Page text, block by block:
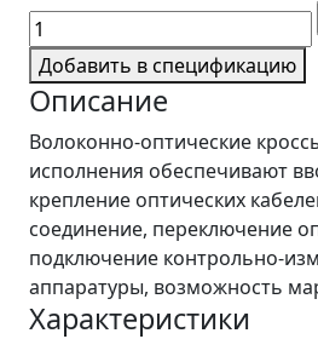
Добавить в спецификацию
Описание
Волоконно-оптические
исполнения обеспечивают
крепление оптических
соединение, переключение
подключение контрольно-
аппаратуры, возможность
Характеристики